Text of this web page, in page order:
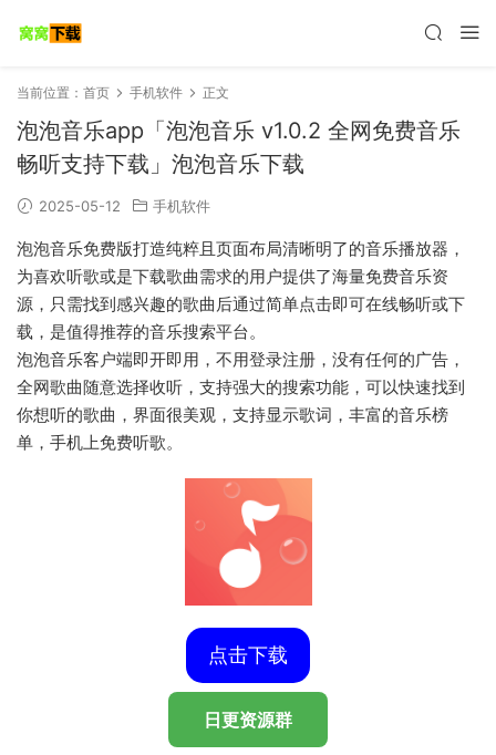
当前位置： 首页 手机软件 正文
泡泡音乐app「泡泡音乐 v1.0.2 全网免费音乐
畅听支持下载」泡泡音乐下载
2025-05-12 手机软件
泡泡音乐免费版打造纯粹且页面布局清晰明了的音乐播放器，
为喜欢听歌或是下载歌曲需求的用户提供了海量免费音乐资
源，只需找到感兴趣的歌曲后通过简单点击即可在线畅听或下
载，是值得推荐的音乐搜索平台。
泡泡音乐客户端即开即用，不用登录注册，没有任何的广告，
全网歌曲随意选择收听，支持强大的搜索功能，可以快速找到
你想听的歌曲，界面很美观，支持显示歌词，丰富的音乐榜
单，手机上免费听歌。
点击下载
日更资源群